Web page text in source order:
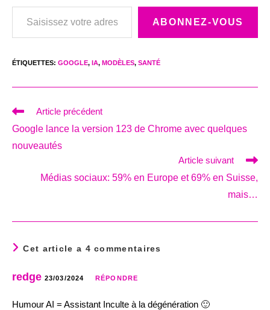
Saisissez votre adresse e-mail…
ABONNEZ-VOUS
ÉTIQUETTES: GOOGLE, IA, MODÈLES, SANTÉ
Read
articles
Article précédent
Google lance la version 123 de Chrome avec quelques
nouveautés
Article suivant
Médias sociaux: 59% en Europe et 69% en Suisse,
mais…
Cet article a 4 commentaires
redge 23/03/2024 RÉPONDRE
Humour AI = Assistant Inculte à la dégénération 🙂